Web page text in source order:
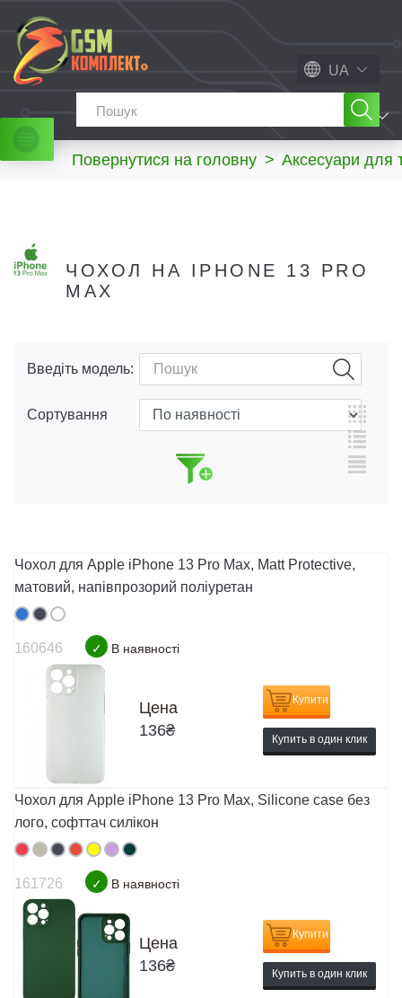
UA
МЕНЮ
Повернутися на головну > Аксесуари для
ЧОХОЛ НА IPHONE 13 PRO
MAX
Введіть модель:
Сортування
Чохол для Apple iPhone 13 Pro Max, Matt Protective,
матовий, напівпрозорий поліуретан
160646 ✓ В наявності
Цена
136₴
Купити
Купить в один клик
Чохол для Apple iPhone 13 Pro Max, Silicone case без
лого, софттач силікон
161726 ✓ В наявності
Цена
136₴
Купити
Купить в один клик